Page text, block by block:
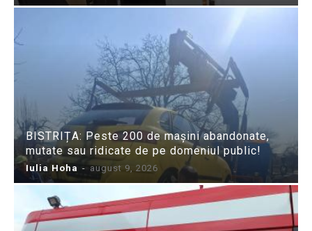
BISTRIȚA: Peste 200 de mașini abandonate,
mutate sau ridicate de pe domeniul public!
Iulia Hoha - august 9, 2026